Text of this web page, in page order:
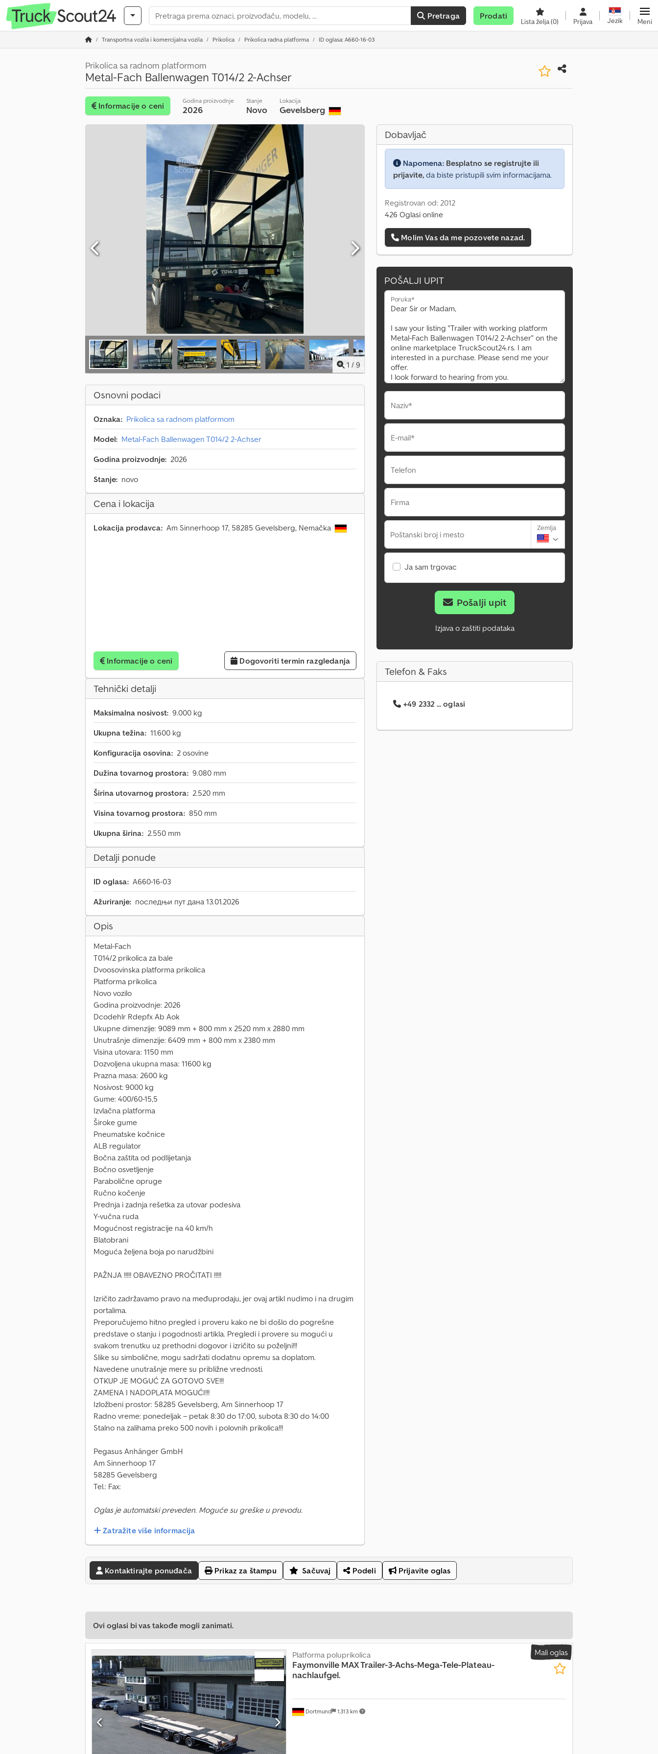
Pretraga Prodati
Lista želja(0) Prijava Jezik Meni
Transportna vozila i komercijalna vozila Prikolica Prikolica radna platforma ID oglasa: A660-16-03
Prikolica sa radnom platformom
Metal-Fach Ballenwagen T014/2 2-Achser
Informacije o ceni
Godina proizvodnje
2026
Stanje
Novo
Lokacija
Gevelsberg
1 / 9
Osnovni podaci
Oznaka: Prikolica sa radnom platformom
Model: Metal-Fach Ballenwagen T014/2 2-Achser
Godina proizvodnje: 2026
Stanje: novo
Cena i lokacija
Lokacija prodavca: Am Sinnerhoop 17, 58285 Gevelsberg, Nemačka
Informacije o ceni Dogovoriti termin razgledanja
Tehnički detalji
Maksimalna nosivost: 9.000 kg
Ukupna težina: 11.600 kg
Konfiguracija osovina: 2 osovine
Dužina tovarnog prostora: 9.080 mm
Širina utovarnog prostora: 2.520 mm
Visina tovarnog prostora: 850 mm
Ukupna širina: 2.550 mm
Detalji ponude
ID oglasa: A660-16-03
Ažuriranje: последњи пут дана 13.01.2026
Opis
Metal-Fach
T014/2 prikolica za bale
Dvoosovinska platforma prikolica
Platforma prikolica
Novo vozilo
Godina proizvodnje: 2026
Dcodehlr Rdepfx Ab Aok
Ukupne dimenzije: 9089 mm + 800 mm x 2520 mm x 2880 mm
Unutrašnje dimenzije: 6409 mm + 800 mm x 2380 mm
Visina utovara: 1150 mm
Dozvoljena ukupna masa: 11600 kg
Prazna masa: 2600 kg
Nosivost: 9000 kg
Gume: 400/60-15,5
Izvlačna platforma
Široke gume
Pneumatske kočnice
ALB regulator
Bočna zaštita od podlijetanja
Bočno osvetljenje
Parabolične opruge
Ručno kočenje
Prednja i zadnja rešetka za utovar podesiva
Y-vučna ruda
Mogućnost registracije na 40 km/h
Blatobrani
Moguća željena boja po narudžbini
PAŽNJA !!!!! OBAVEZNO PROČITATI !!!!!
Izričito zadržavamo pravo na međuprodaju, jer ovaj artikl nudimo i na drugim
portalima.
Preporučujemo hitno pregled i proveru kako ne bi došlo do pogrešne
predstave o stanju i pogodnosti artikla. Pregledi i provere su mogući u
svakom trenutku uz prethodni dogovor i izričito su poželjni!!!
Slike su simbolične, mogu sadržati dodatnu opremu sa doplatom.
Navedene unutrašnje mere su približne vrednosti.
OTKUP JE MOGUĆ ZA GOTOVO SVE!!!
ZAMENA I NADOPLATA MOGUĆI!!!
Izložbeni prostor: 58285 Gevelsberg, Am Sinnerhoop 17
Radno vreme: ponedeljak – petak 8:30 do 17:00, subota 8:30 do 14:00
Stalno na zalihama preko 500 novih i polovnih prikolica!!!
Pegasus Anhänger GmbH
Am Sinnerhoop 17
58285 Gevelsberg
Tel.: Fax:
Oglas je automatski preveden. Moguće su greške u prevodu.
Zatražite više informacija
Dobavljač
Napomena: Besplatno se registrujte ili
prijavite, da biste pristupili svim informacijama.
Registrovan od: 2012
426 Oglasi online
Molim Vas da me pozovete nazad.
POŠALJI UPIT
Poruka*
Naziv*
E-mail*
Telefon
Firma
Poštanski broj i mesto
Zemlja
Ja sam trgovac
Pošalji upit
Izjava o zaštiti podataka
Telefon & Faks
+49 2332 ... oglasi
Kontaktirajte ponuđača Prikaz za štampu Sačuvaj Podeli Prijavite oglas
Ovi oglasi bi vas takođe mogli zanimati.
Mali oglas
Dortmund 1.313 km
Platforma poluprikolica
Faymonville MAX Trailer-3-Achs-Mega-Tele-Plateau-
nachlaufgel.